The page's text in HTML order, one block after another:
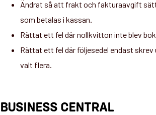
Ändrat så att frakt och fakturaavgift
som betalas i kassan.
Rättat ett fel där nollkvitton inte blev
Rättat ett fel där följesedel endast skrev
valt flera.
BUSINESS CENTRAL